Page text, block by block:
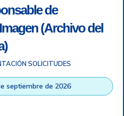
© Todos los derechos
de
(Archivo del
SOLICITUDES
septiembre de 2026